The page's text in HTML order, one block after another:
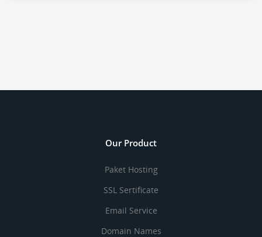
Our Product
Paket Hosting
SSL Sertificate
Email Service
Domain Names